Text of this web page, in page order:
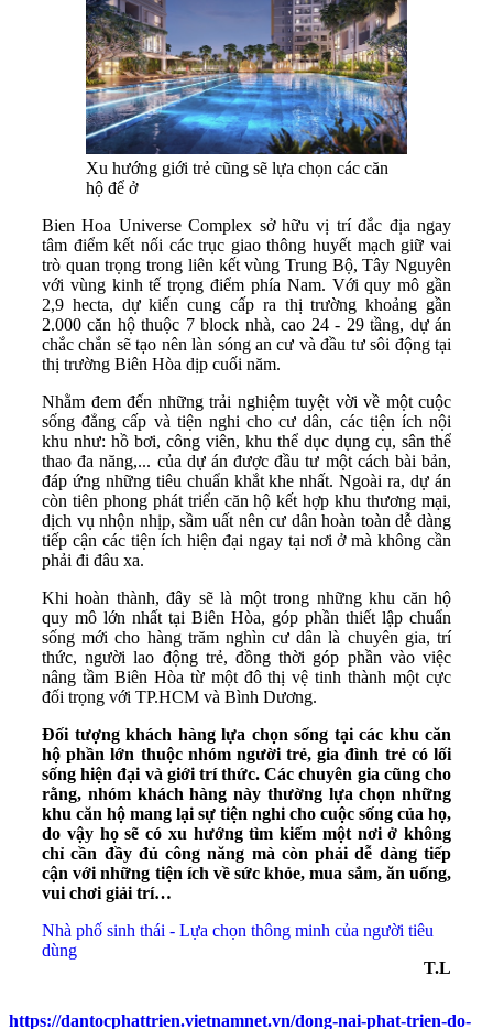
Xu hướng giới trẻ cũng sẽ lựa chọn các căn
hộ để ở
Bien Hoa Universe Complex sở hữu vị trí đắc địa ngay
tâm điểm kết nối các trục giao thông huyết mạch giữ vai
trò quan trọng trong liên kết vùng Trung Bộ, Tây Nguyên
với vùng kinh tế trọng điểm phía Nam. Với quy mô gần
2,9 hecta, dự kiến cung cấp ra thị trường khoảng gần
2.000 căn hộ thuộc 7 block nhà, cao 24 - 29 tầng, dự án
chắc chắn sẽ tạo nên làn sóng an cư và đầu tư sôi động tại
thị trường Biên Hòa dịp cuối năm.
Nhằm đem đến những trải nghiệm tuyệt vời về một cuộc
sống đẳng cấp và tiện nghi cho cư dân, các tiện ích nội
khu như: hồ bơi, công viên, khu thể dục dụng cụ, sân thể
thao đa năng,... của dự án được đầu tư một cách bài bản,
đáp ứng những tiêu chuẩn khắt khe nhất. Ngoài ra, dự án
còn tiên phong phát triển căn hộ kết hợp khu thương mại,
dịch vụ nhộn nhịp, sầm uất nên cư dân hoàn toàn dễ dàng
tiếp cận các tiện ích hiện đại ngay tại nơi ở mà không cần
phải đi đâu xa.
Khi hoàn thành, đây sẽ là một trong những khu căn hộ
quy mô lớn nhất tại Biên Hòa, góp phần thiết lập chuẩn
sống mới cho hàng trăm nghìn cư dân là chuyên gia, trí
thức, người lao động trẻ, đồng thời góp phần vào việc
nâng tầm Biên Hòa từ một đô thị vệ tinh thành một cực
đối trọng với TP.HCM và Bình Dương.
Đối tượng khách hàng lựa chọn sống tại các khu căn
hộ phần lớn thuộc nhóm người trẻ, gia đình trẻ có lối
sống hiện đại và giới trí thức. Các chuyên gia cũng cho
rằng, nhóm khách hàng này thường lựa chọn những
khu căn hộ mang lại sự tiện nghi cho cuộc sống của họ,
do vậy họ sẽ có xu hướng tìm kiếm một nơi ở không
chỉ cần đầy đủ công năng mà còn phải dễ dàng tiếp
cận với những tiện ích về sức khỏe, mua sắm, ăn uống,
vui chơi giải trí…
Nhà phố sinh thái - Lựa chọn thông minh của người tiêu
dùng
T.L
https://dantocphattrien.vietnamnet.vn/dong-nai-phat-trien-do-